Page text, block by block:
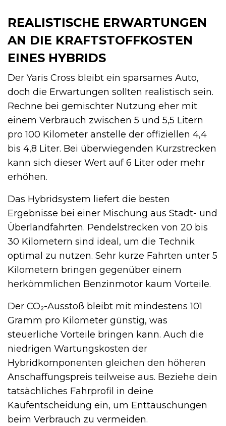
REALISTISCHE ERWARTUNGEN
AN DIE KRAFTSTOFFKOSTEN
EINES HYBRIDS
Der Yaris Cross bleibt ein sparsames Auto,
doch die Erwartungen sollten realistisch sein.
Rechne bei gemischter Nutzung eher mit
einem Verbrauch zwischen 5 und 5,5 Litern
pro 100 Kilometer anstelle der offiziellen 4,4
bis 4,8 Liter. Bei überwiegenden Kurzstrecken
kann sich dieser Wert auf 6 Liter oder mehr
erhöhen.
Das Hybridsystem liefert die besten
Ergebnisse bei einer Mischung aus Stadt- und
Überlandfahrten. Pendelstrecken von 20 bis
30 Kilometern sind ideal, um die Technik
optimal zu nutzen. Sehr kurze Fahrten unter 5
Kilometern bringen gegenüber einem
herkömmlichen Benzinmotor kaum Vorteile.
Der CO₂-Ausstoß bleibt mit mindestens 101
Gramm pro Kilometer günstig, was
steuerliche Vorteile bringen kann. Auch die
niedrigen Wartungskosten der
Hybridkomponenten gleichen den höheren
Anschaffungspreis teilweise aus. Beziehe dein
tatsächliches Fahrprofil in deine
Kaufentscheidung ein, um Enttäuschungen
beim Verbrauch zu vermeiden.